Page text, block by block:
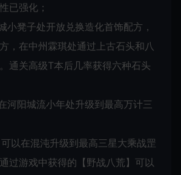
已强化；
小凳子处开放兑换造化首饰配方，
，在中州霖琪处通过上古石头和八
通关高级T本后几率获得六种石头
河阳城流小年处升级到最高万计三
以在混沌升级到最高三星大乘战罡
过游戏中获得的【野战八荒】可以